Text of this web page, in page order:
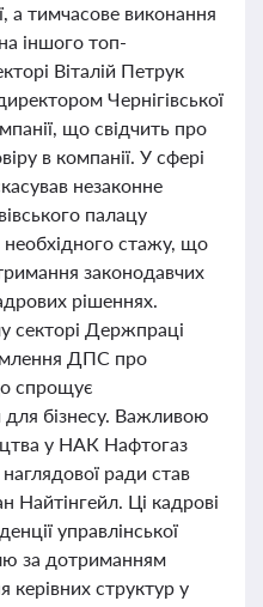
а тимчасове виконання
іншого топ-
Віталій Петрук
Чернігівської
що свідчить про
в компанії. У сфері
незаконне
палацу
необхідного стажу, що
законодавчих
рішеннях.
секторі Держпраці
ДПС про
спрощує
для бізнесу. Важливою
у НАК Нафтогаз
ради став
Найтінгейл. Ці кадрові
управлінської
за дотриманням
керівних структур у